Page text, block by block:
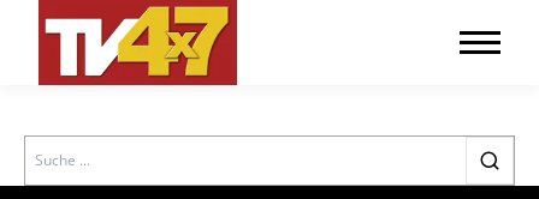
Search